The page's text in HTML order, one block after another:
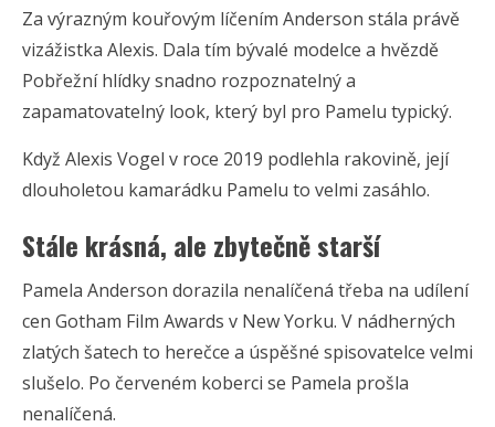
Za výrazným kouřovým líčením Anderson stála právě
vizážistka Alexis. Dala tím bývalé modelce a hvězdě
Pobřežní hlídky snadno rozpoznatelný a
zapamatovatelný look, který byl pro Pamelu typický.
Když Alexis Vogel v roce 2019 podlehla rakovině, její
dlouholetou kamarádku Pamelu to velmi zasáhlo.
Stále krásná, ale zbytečně starší
Pamela Anderson dorazila nenalíčená třeba na udílení
cen Gotham Film Awards v New Yorku. V nádherných
zlatých šatech to herečce a úspěšné spisovatelce velmi
slušelo. Po červeném koberci se Pamela prošla
nenalíčená.